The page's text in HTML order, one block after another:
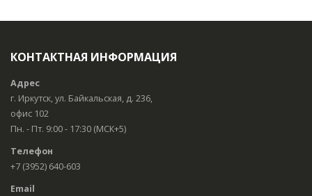
КОНТАКТНАЯ ИНФОРМАЦИЯ
Адрес
г. Иркутск, ул. Байкальская, д. 236,
офис 102
Пн. - Пт. 9:00 - 17:30 (МСК+5)
Телефон
+7 (3952) 640-603
Email